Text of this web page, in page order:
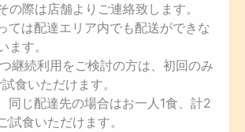
の際は店舗よりご連絡致します。
ては配達エリア内でも配送ができな
ます。
継続利用をご検討の方は、初回のみ
食いただけます。
同じ配達先の場合はお一人1食、計2
試食いただけます。